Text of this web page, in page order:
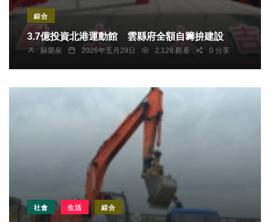
綜合
3.7億投資北港運動館 雲縣府全額自籌拚建設
蘇榮泉 2026年五月29日 2,128 觀看 0 分享
社會 生活 綜合